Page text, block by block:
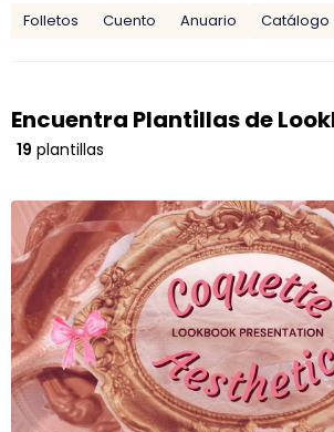
Folletos Cuento Anuario Catálogo
Encuentra Plantillas de
19 plantillas